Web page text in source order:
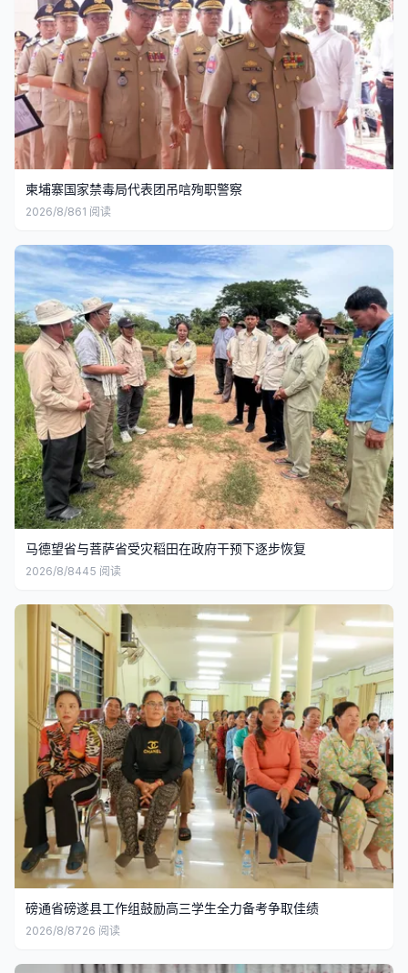
柬埔寨国家禁毒局代表团吊唁殉职警察
2026/8/861 阅读
马德望省与菩萨省受灾稻田在政府干预下逐步恢复
2026/8/8445 阅读
磅通省磅遂县工作组鼓励高三学生全力备考争取佳绩
2026/8/8726 阅读